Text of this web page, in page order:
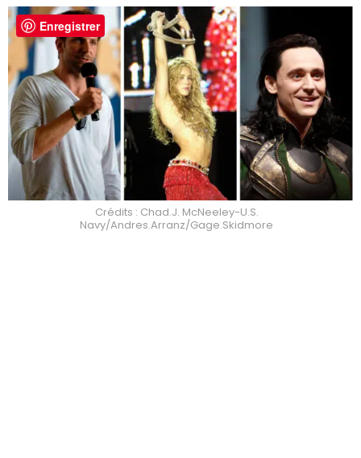
Crédits : Chad.J. McNeeley-U.S.
Navy/Andres.Arranz/Gage.Skidmore
Enregistrer